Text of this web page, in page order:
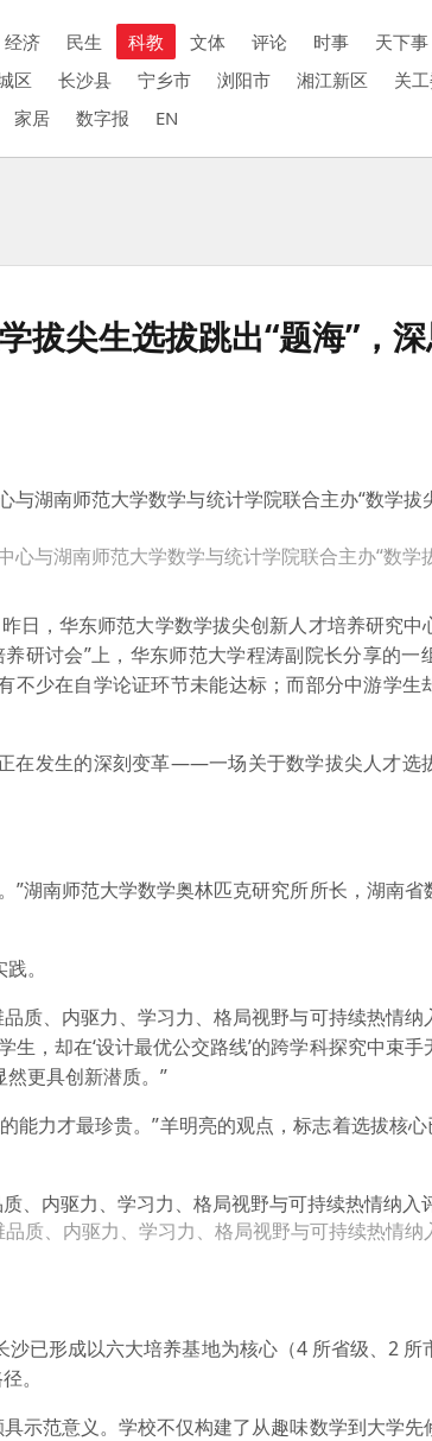
经济 民生 科教 文体 评论 时事 天下事
区 长沙县 宁乡市 浏阳市 湘江新区 关
家居 数字报 EN
拔尖生选拔跳出“题海”，
与湖南师范大学数学与统计学院联合主办“数学
昨日，华东师范大学数学拔尖创新人才培养研究中
研讨会”上，华东师范大学程涛副院长分享的一
少在自学论证环节未能达标；而部分中游学生
在发生的深刻变革——一场关于数学拔尖人才选
湖南师范大学数学奥林匹克研究所所长，湖南省
。
质、内驱力、学习力、格局视野与可持续热情纳
，却在‘设计最优公交路线’的跨学科探究中束
更具创新潜质。”
能力才最珍贵。”羊明亮的观点，标志着选拔核心
质、内驱力、学习力、格局视野与可持续热情纳
已形成以六大培养基地为核心（4 所省级、2 所
。
示范意义。学校不仅构建了从趣味数学到大学